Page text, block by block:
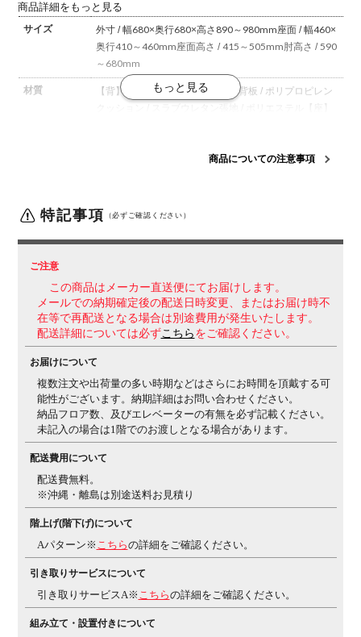
商品詳細をもっと見る
サイズ
外寸 / 幅680×奥行680×高さ890～980mm座面 / 幅460×
奥行410～460mm座面高さ / 415～505mm肘高さ / 590
～680mm
材質 【背】 背フレーム / 強化ナイロン背板 / ポリプロピレン
脚羽根 / 強化ナイロン(クリーンテク
・座面高さ調整(90mmストローク)
・座面奥行調整
(50mmストローク)・オートフィットシンクロロッキン
グ バランスをとりやすい反力特性に自動的に調整しま
す。・ロッキング反力簡易調節(5段階)・ロッキング角
生産国 日本
梱包数 3箱
保証について 1～10年保証(部位により保証期間が変わります)
法人日本オフィス家具協会(JOIFA)規定に基づく
よる返品・交換は承れない場合がございます
組み立て 現地組立品
立て作業を行います)
備考 ・ポスチャーサポートシート
適な体圧分散が可能です。 ・ランバーサポート付き(押
し出し量 / 15mm)・グリーン購入法適合製品
商品についての注意事項
特記事項 （必ずご確認ください）
ご注意
この商品はメーカー直送便にてお届けします。
メールでの納期確定後の配送日時変更、またはお届け時不
在等で再配送となる場合は別途費用が発生いたします。
配送詳細については必ずこちら をご確認ください。
お届けについて
複数注文や出荷量の多い時期などはさらにお時間を頂戴する可
能性がございます。納期詳細はお問い合わせください。
納品フロア数、及びエレベーターの有無を必ず記載ください。
未記入の場合は1階でのお渡しとなる場合があります。
配送費用について
配送費無料。
※沖縄・離島は別途送料お見積り
階上げ(階下げ)について
Aパターン※ こちらの詳細をご確認ください。
引き取りサービスについて
引き取りサービスA※ こちらの詳細をご確認ください。
組み立て・設置付きについて